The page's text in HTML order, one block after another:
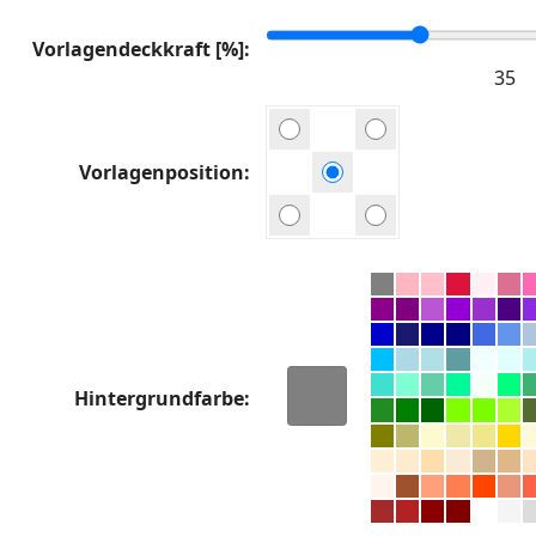
Vorlagendeckkraft [%]
Vorlagenposition
Hintergrundfarbe